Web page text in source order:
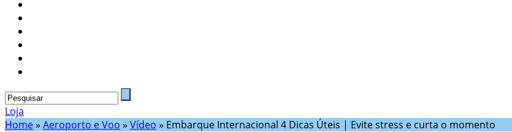
Loja
Home» Aeroporto e Voo » Vídeo » Embarque Internacional 4 Dicas Úteis | Evite stress e curta o momento